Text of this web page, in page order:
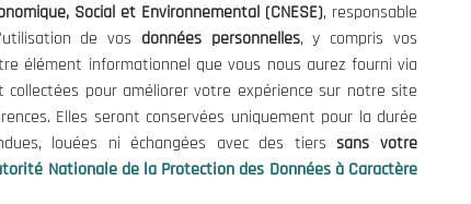
des Données
contact@cnese.dz
Suggestions ou Initiatives ?
Newsletter
Inscrivez-vous, soyez le premier à
nos dernières nouvelles.
Social et Environnemental (CNESE), responsable
de vos données personnelles, y compris vos
élément informationnel que vous nous aurez fourni via
pour améliorer votre expérience sur notre site
Elles seront conservées uniquement pour la durée
louées ni échangées avec des tierssans votre
Nationale de la Protection des Données à Caractère